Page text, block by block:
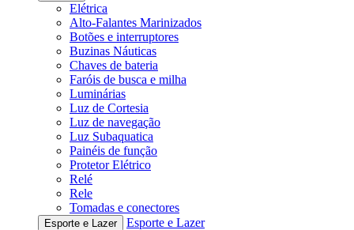
Elétrica
Alto-Falantes Marinizados
Botões e interruptores
Buzinas Náuticas
Chaves de bateria
Faróis de busca e milha
Luminárias
Luz de Cortesia
Luz de navegação
Luz Subaquatica
Painéis de função
Protetor Elétrico
Relé
Rele
Tomadas e conectores
Esporte e Lazer
Esporte e Lazer